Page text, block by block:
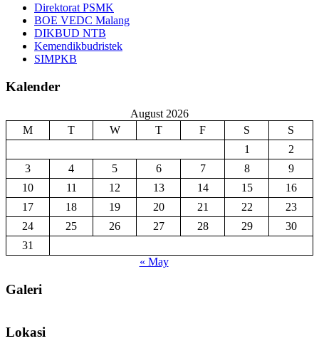
Direktorat PSMK
BOE VEDC Malang
DIKBUD NTB
Kemendikbudristek
SIMPKB
Kalender
August 2026
M
T W T F S
S
1
2
3
4 5 6 7 8
9
10
11 12 13 14 15
16
17
18 19 20 21 22
23
24
25 26 27 28 29
30
31
« May
Galeri
Lokasi